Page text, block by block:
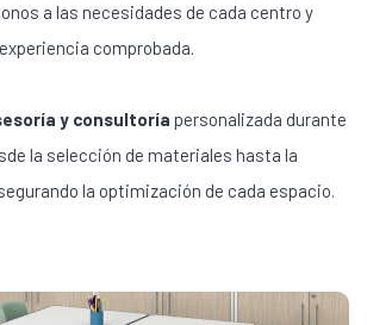
a las necesidades de cada centro y
comprobada.
y consultoría personalizada durante
la selección de materiales hasta la
la optimización de cada espacio.